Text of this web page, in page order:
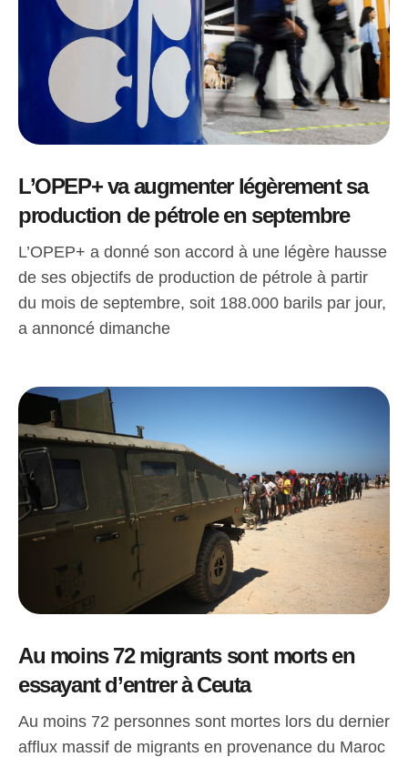
L’OPEP+ va augmenter légèrement sa
production de pétrole en septembre
L’OPEP+ a donné son accord à une légère hausse
de ses objectifs de production de pétrole à partir
du mois de septembre, soit 188.000 barils par jour,
a annoncé dimanche
Au moins 72 migrants sont morts en
essayant d’entrer à Ceuta
Au moins 72 personnes sont mortes lors du dernier
afflux massif de migrants en provenance du Maroc